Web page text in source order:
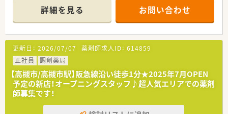
おり、1日あたり40枚から50枚前後の処方箋を取り扱います。
■薬剤師は常勤3名と非常勤1名が在籍しており、常時2名から3
名の複数体制を整えているため、安心して実務に取り組めます。
【募集背景と求める人物像について】
■近隣医療機関からの処方箋増加に伴う体制強化のための急募
であり、周囲と協力しながら円滑に業務を進められる方を求めて
います。
■実績やスキルも大切ですが何よりもお人柄を重視しており、患
者様に対して素直な気持ちで誠実に接することができる方を歓
迎します。
■30代前半までの未経験の方や新卒の方も積極的に採用してお
詳細を見る お問い合わせ
更新日： 2026/07/07 薬剤師求人ID： 614859
正社員
調剤薬局
【高槻市/高槻市駅】阪急線沿い徒歩1分★2025年7月OPEN
予定の新店！オープニングスタッフ♪超人気エリアでの薬剤
師募集です！